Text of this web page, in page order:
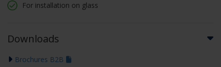
For installation on glass
Downloads
Brochures B2B